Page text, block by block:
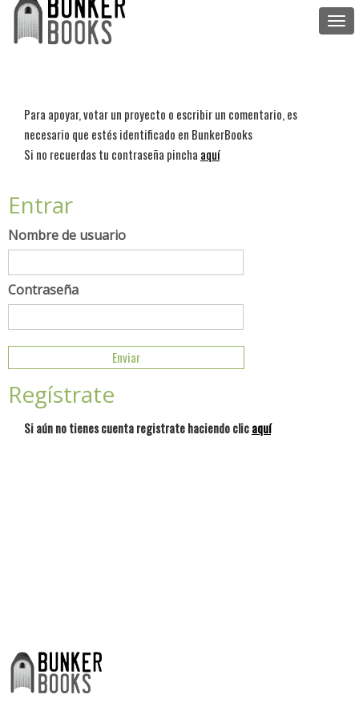
Para apoyar, votar un proyecto o escribir un comentario, es
necesario que estés identificado en BunkerBooks
Si no recuerdas tu contraseña pincha aquí
Entrar
Nombre de usuario
Contraseña
Regístrate
Si aún no tienes cuenta registrate haciendo clicaquí